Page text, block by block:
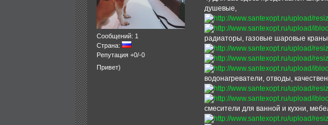
Сообщений: 1
Страна:
Репутация +0/-0
Привет)
душевые,
радиаторы, газовые шаровые
водонагреватели, отводы,
смесители для ванной и кухни,